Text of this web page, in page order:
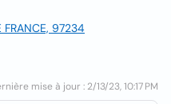
FRANCE, 97234
mise à jour : 2/13/23, 10:17 PM